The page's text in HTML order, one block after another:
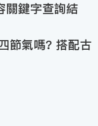
關鍵字查詢結
節氣嗎? 搭配古